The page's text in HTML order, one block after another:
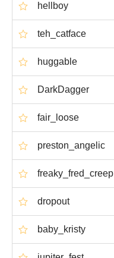
hellboy
teh_catface
huggable
DarkDagger
fair_loose
preston_angelic
freaky_fred_creep
dropout
baby_kristy